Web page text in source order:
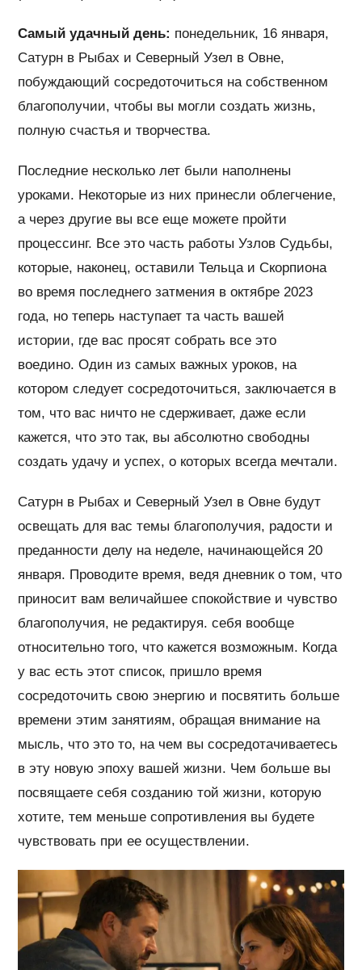
Самый удачный день: понедельник, 16 января,
Сатурн в Рыбах и Северный Узел в Овне,
побуждающий сосредоточиться на собственном
благополучии, чтобы вы могли создать жизнь,
полную счастья и творчества.
Последние несколько лет были наполнены
уроками. Некоторые из них принесли облегчение,
а через другие вы все еще можете пройти
процессинг. Все это часть работы Узлов Судьбы,
которые, наконец, оставили Тельца и Скорпиона
во время последнего затмения в октябре 2023
года, но теперь наступает та часть вашей
истории, где вас просят собрать все это
воедино. Один из самых важных уроков, на
котором следует сосредоточиться, заключается в
том, что вас ничто не сдерживает, даже если
кажется, что это так, вы абсолютно свободны
создать удачу и успех, о которых всегда мечтали.
Сатурн в Рыбах и Северный Узел в Овне будут
освещать для вас темы благополучия, радости и
преданности делу на неделе, начинающейся 20
января. Проводите время, ведя дневник о том, что
приносит вам величайшее спокойствие и чувство
благополучия, не редактируя. себя вообще
относительно того, что кажется возможным. Когда
у вас есть этот список, пришло время
сосредоточить свою энергию и посвятить больше
времени этим занятиям, обращая внимание на
мысль, что это то, на чем вы сосредотачиваетесь
в эту новую эпоху вашей жизни. Чем больше вы
посвящаете себя созданию той жизни, которую
хотите, тем меньше сопротивления вы будете
чувствовать при ее осуществлении.